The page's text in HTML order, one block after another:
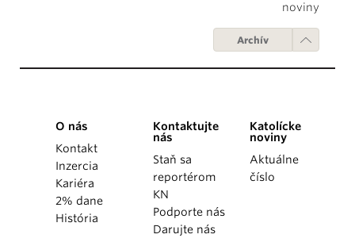
noviny
Archív
O nás
Kontakt
Inzercia
Kariéra
2% dane
História
Kontaktujte
nás
Staň sa
reportérom
KN
Podporte nás
Darujte nás
Katolícke
noviny
Aktuálne
číslo